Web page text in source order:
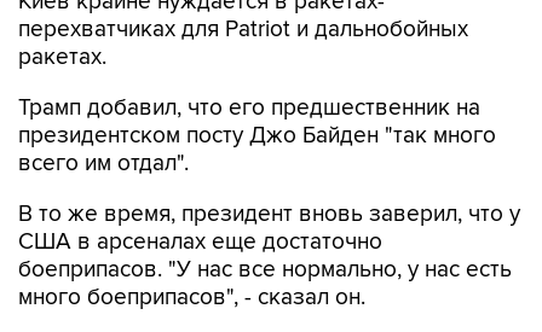
перехватчиках для Patriot и дальнобойных
ракетах.
Трамп добавил, что его предшественник на
президентском посту Джо Байден "так много
всего им отдал".
В то же время, президент вновь заверил, что у
США в арсеналах еще достаточно
боеприпасов. "У нас все нормально, у нас есть
много боеприпасов", - сказал он.